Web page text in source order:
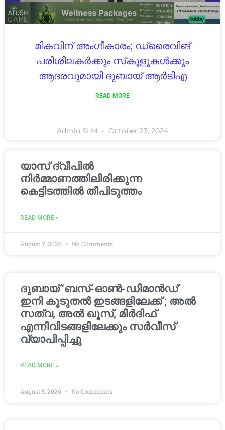
മികവിന് അംഗീകാരം; ഡ്രൈവിങ്
പരിശീലകർക്കും സ്‌കൂളുകൾക്കും
ആദരവുമായി ദുബായ് ആർടിഎ
READ MORE
Admin SLM October 23, 2024
യാസ് ദ്വീപിൽ
നിർമ്മാണത്തിലിരിക്കുന്ന
കെട്ടിടത്തിൽ തീപിടുത്തം
READ MORE »
August 7, 2026 No Comments
ദുബായ് ‘ബസ്-ഓൺ-ഡിമാൻഡ്’
ഇനി കൂടുതൽ ഇടങ്ങളിലേക്ക് ; അൽ
സത്വ, അൽ ഖൂസ്, മിർദിഫ്
എന്നിവിടങ്ങളിലേക്കും സർവീസ്
വ്യാപിപ്പിച്ചു
READ MORE »
August 5, 2026 No Comments